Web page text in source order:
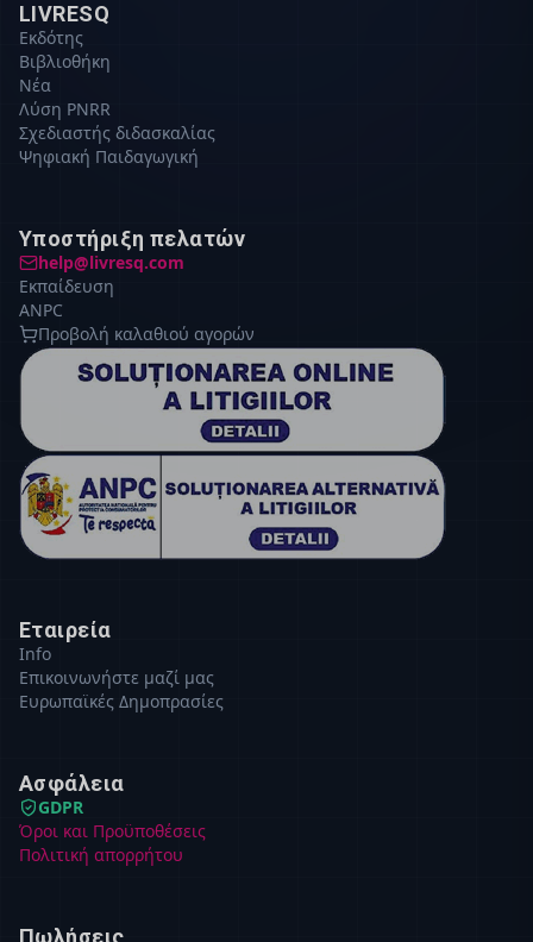
LIVRESQ
Εκδότης
Βιβλιοθήκη
Νέα
Λύση PNRR
Σχεδιαστής διδασκαλίας
Ψηφιακή Παιδαγωγική
Υποστήριξη πελατών
help@livresq.com
Εκπαίδευση
ANPC
Προβολή καλαθιού αγορών
Εταιρεία
Info
Επικοινωνήστε μαζί μας
Ευρωπαϊκές Δημοπρασίες
Ασφάλεια
GDPR
Όροι και Προϋποθέσεις
Πολιτική απορρήτου
Πωλήσεις